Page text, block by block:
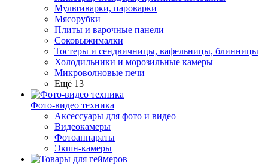
Мультиварки, пароварки
Мясорубки
Плиты и варочные панели
Соковыжималки
Тостеры и сендвичницы, вафельницы, блинницы
Холодильники и морозильные камеры
Микроволновые печи
Ещё 13
Фото-видео техника
Аксессуары для фото и видео
Видеокамеры
Фотоаппараты
Экшн-камеры